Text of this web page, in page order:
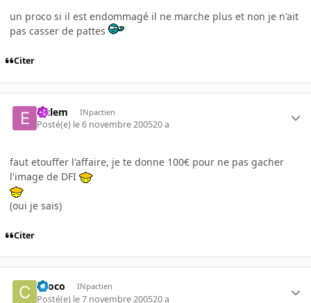
un proco si il est endommagé il ne marche plus et non je n'ait
pas casser de pattes
Citer
elclem INpactien
Posté(e) le 6 novembre 200520 a
faut etouffer l'affaire, je te donne 100€ pour ne pas gacher
l'image de DFI
(oui je sais)
Citer
choco INpactien
Posté(e) le 7 novembre 200520 a